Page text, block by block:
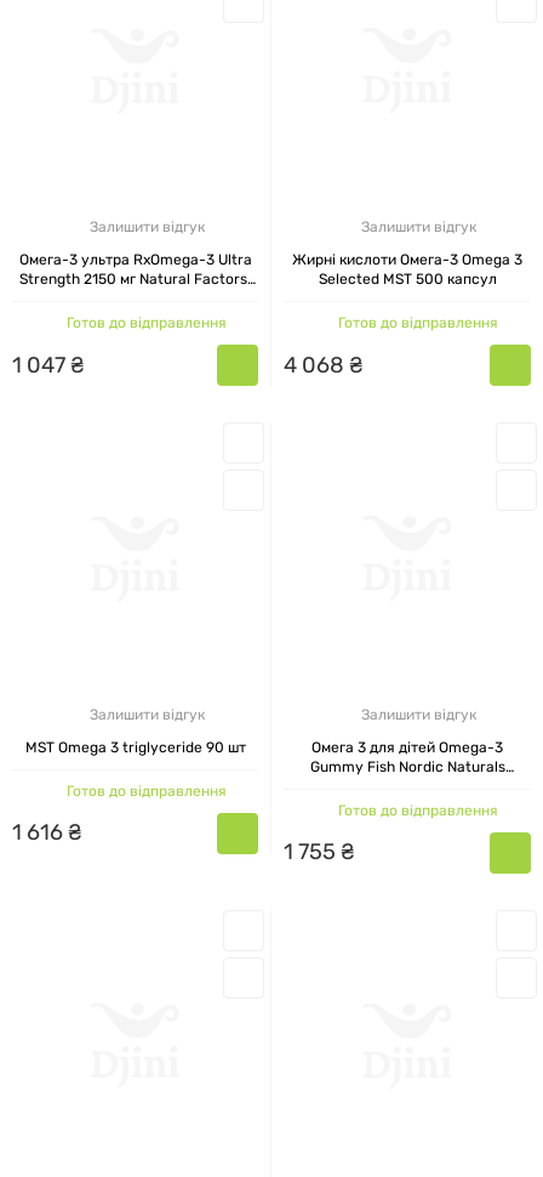
Залишити відгук
Омега-3 ультра RxOmega-3 Ultra
Strength 2150 мг Natural Factors,
Готов до відправлення
1 047₴
Залишити відгук
Жирні кислоти Омега-3 Omega 3
Selected MST 500 капсул
Готов до відправлення
4 068 ₴
Залишити відгук
MST Omega 3 triglyceride 90 шт
Готов до відправлення
1 616₴
Залишити відгук
Омега 3 для дітей Omega-3
Gummy Fish Nordic Naturals
Готов до відправлення
1 755 ₴